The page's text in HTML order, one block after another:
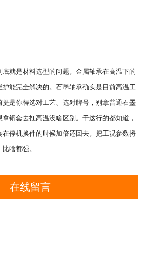
就是材料选型的问题。金属轴承在高温下的
护能完全解决的。石墨轴承确实是目前高温工
是你得选对工艺、选对牌号，别拿普通石墨
铜套去扛高温没啥区别。干这行的都知道，
停机换件的时候加倍还回去。把工况参数捋
啥都强。
在线留言